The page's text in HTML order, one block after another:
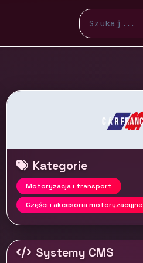
Kategorie
Motoryzacja i transport
Części i akcesoria motoryzacyjne
Systemy CMS